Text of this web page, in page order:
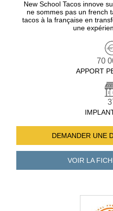
New School Tacos innove
ne sommes pas un french
tacos à la française en
une
70
APPORT
DEMANDER UNE
VOIR LA